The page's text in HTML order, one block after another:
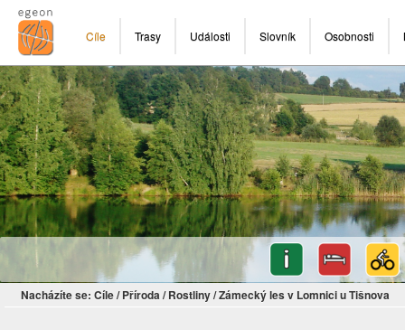
Cíle Trasy Události Slovník Osobnosti
Nacházíte se: Cíle/ Příroda/ Rostliny/Zámecký les v Lomnici u Tišnova